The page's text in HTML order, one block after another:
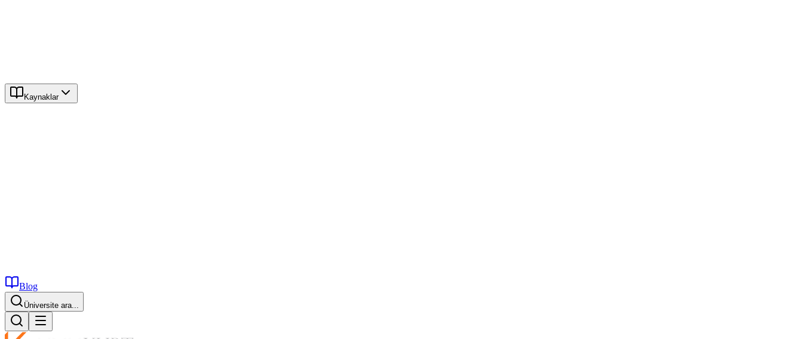
Kaynaklar
Blog
Üniversite ara...